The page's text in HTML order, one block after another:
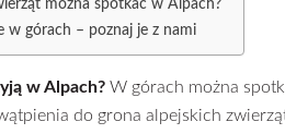
można spotkać w Alpach?
w górach – poznaj je z nami
w Alpach? W górach można
do grona alpejskich